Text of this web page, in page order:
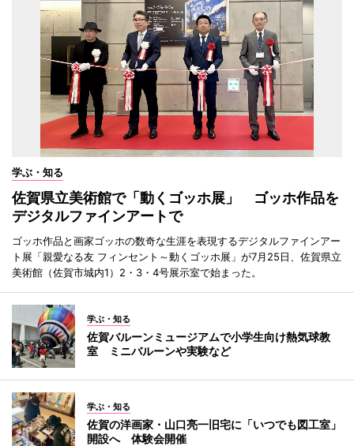
学ぶ・知る
佐賀県立美術館で「動くゴッホ展」 ゴッホ作品を
デジタルファインアートで
ゴッホ作品と画家ゴッホの数奇な生涯を表現するデジタルファインアー
ト展「親愛なる友 フィンセント～動くゴッホ展」が7月25日、佐賀県立
美術館（佐賀市城内1）2・3・4号展示室で始まった。
学ぶ・知る
佐賀バルーンミュージアムで小学生向け熱気球教
室 ミニバルーンや実験など
学ぶ・知る
佐賀の洋画家・山口亮一旧宅に「いつでも図工室」
開設へ 体験会開催